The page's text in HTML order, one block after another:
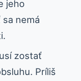
jeho
nemá
zostať
Príliš